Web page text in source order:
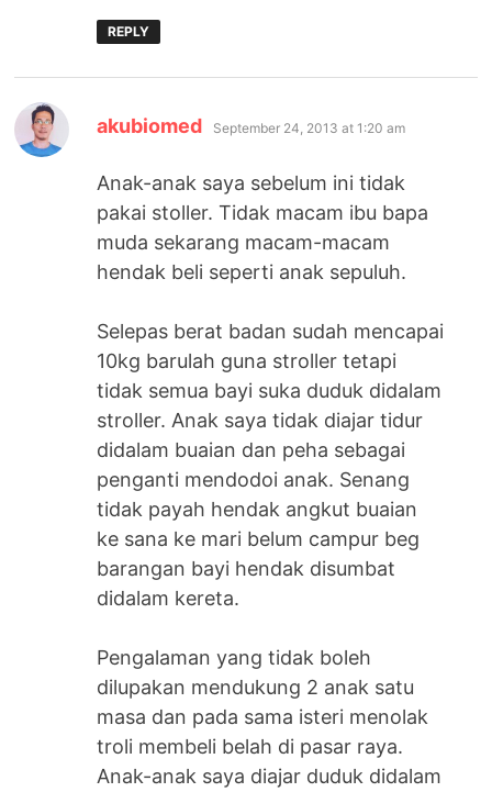
REPLY
akubiomed says:
September 24, 2013 at 1:20 am
Anak-anak saya sebelum ini tidak
pakai stoller. Tidak macam ibu bapa
muda sekarang macam-macam
hendak beli seperti anak sepuluh.
Selepas berat badan sudah mencapai
10kg barulah guna stroller tetapi
tidak semua bayi suka duduk didalam
stroller. Anak saya tidak diajar tidur
didalam buaian dan peha sebagai
penganti mendodoi anak. Senang
tidak payah hendak angkut buaian
ke sana ke mari belum campur beg
barangan bayi hendak disumbat
didalam kereta.
Pengalaman yang tidak boleh
dilupakan mendukung 2 anak satu
masa dan pada sama isteri menolak
troli membeli belah di pasar raya.
Anak-anak saya diajar duduk didalam